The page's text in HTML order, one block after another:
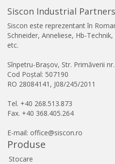
Siscon Industrial Partners
Siscon este reprezentant în
Schneider, Anneliese, Hb-
etc.
Sînpetru-Brașov, Str. Primăverii
Cod Poștal: 507190
RO 28084141, J08/245/2011
Tel. +40 268.513.873
Fax. +40 368.405.264
E-mail: office@siscon.ro
Produse
Stocare